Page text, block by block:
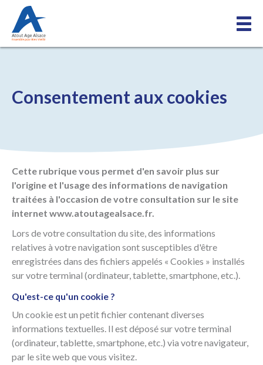
Consentement aux cookies
Cette rubrique vous permet d'en savoir plus sur
l'origine et l'usage des informations de navigation
traitées à l'occasion de votre consultation sur le site
internet www.atoutagealsace.fr.
Lors de votre consultation du site, des informations
relatives à votre navigation sont susceptibles d'être
enregistrées dans des fichiers appelés « Cookies » installés
sur votre terminal (ordinateur, tablette, smartphone, etc.).
Qu'est-ce qu'un cookie ?
Un cookie est un petit fichier contenant diverses
informations textuelles. Il est déposé sur votre terminal
(ordinateur, tablette, smartphone, etc.) via votre navigateur,
par le site web que vous visitez.